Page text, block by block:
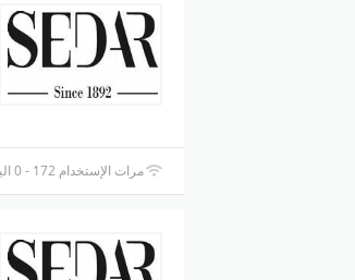
مرات الإستخدام 172 - 0 اليوم